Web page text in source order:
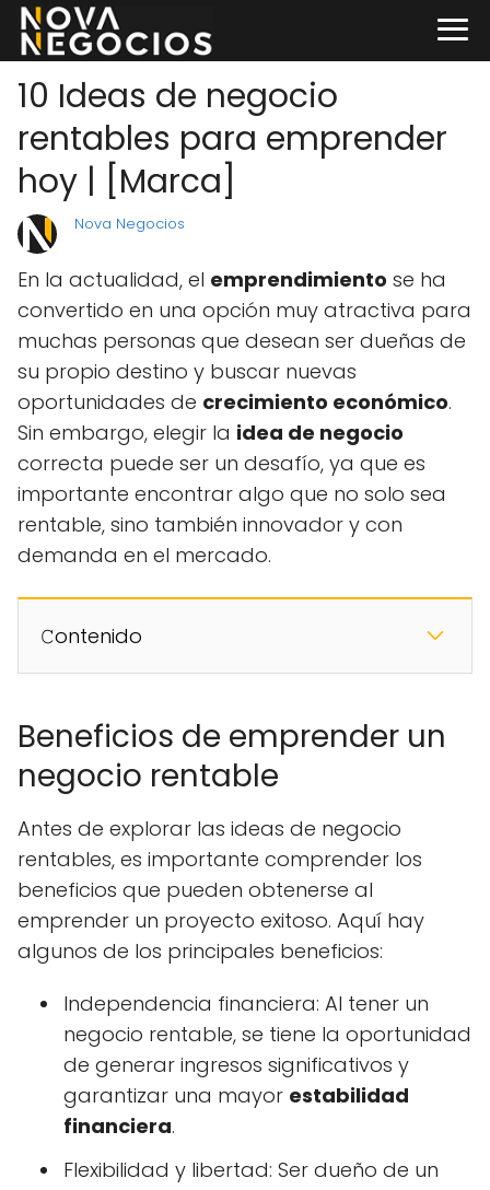
10 Ideas de negocio
rentables para emprender
hoy | [Marca]
Nova Negocios
En la actualidad, el emprendimiento se ha
convertido en una opción muy atractiva para
muchas personas que desean ser dueñas de
su propio destino y buscar nuevas
oportunidades de crecimiento económico.
Sin embargo, elegir la idea de negocio
correcta puede ser un desafío, ya que es
importante encontrar algo que no solo sea
rentable, sino también innovador y con
demanda en el mercado.
𝙲ontenido
Beneficios de emprender un
negocio rentable
Antes de explorar las ideas de negocio
rentables, es importante comprender los
beneficios que pueden obtenerse al
emprender un proyecto exitoso. Aquí hay
algunos de los principales beneficios:
Independencia financiera: Al tener un
negocio rentable, se tiene la oportunidad
de generar ingresos significativos y
garantizar una mayor estabilidad
financiera.
Flexibilidad y libertad: Ser dueño de un